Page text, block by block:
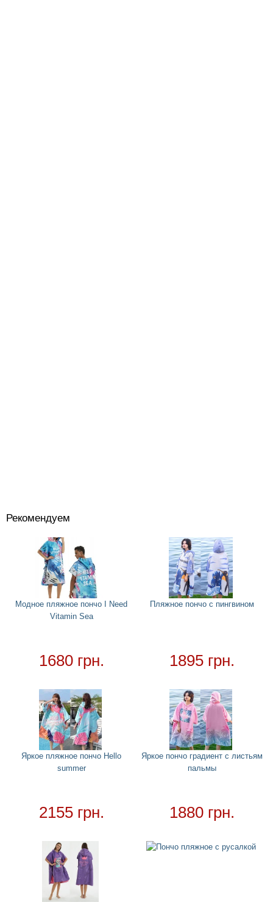
Костюмы
+
Головные уборы
+
Водный спорт
+
Полотенце пончо для детей
Женские гидрокостюмы и купальники для
Мужские гидрокостюмы для серфинга
Пляжное пончо
Круги
+
Матрасы
+
Огромные надувные звери
Пледы
Купальники
+
Для дома
+
Рекомендуем
Модное пляжное пончо I Need
Vitamin Sea
1680 грн.
Пляжное пончо с пингвином
1895 грн.
Яркое пляжное пончо Hello
summer
2155 грн.
Яркое пончо градиент с листьям
пальмы
1880 грн.